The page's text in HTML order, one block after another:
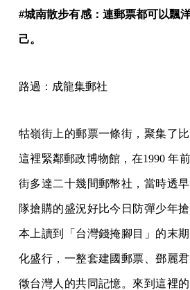
#城南散步有感：連郵票都可以飄
己。
路過：成龍集郵社
牯嶺街上的郵票一條街，聚集了比
這裡緊鄰郵政博物館，在1990 年
街多達二十幾間郵幣社，當時透
隊搶購的盛況好比今日防彈少年
本上讀到「台灣錢掩腳目」的末
化盛行，一整套建國郵票、鄧麗
徵台灣人的共同記憶。來到這裡